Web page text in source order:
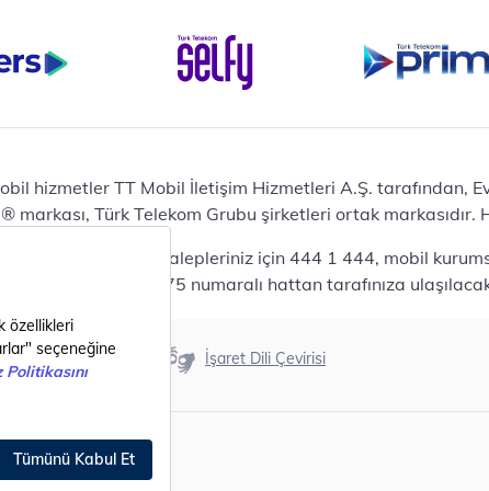
Tarife
Casper Nirvana C370
Notebook
Ev Telefonu
Panasonic TGB610
Modem ve Wi-Fi
Zyxel DX3300 Wi-Fi 6
Premium VDSL Modem
Samsung Buds2 Pro
Samsung Galaxy Watch 6
Akıllı Ekran Koruma
Akıllı Cihaz Koruma
hizmetler TT Mobil İletişim Hizmetleri A.Ş. tarafından,
markası, Türk Telekom Grubu şirketleri ortak
mobil bireysel talepleriniz için 444 1 444, mobil
için 444 0375 numaralı hattan tarafınıza
Erişilebilirlik İşaret Dili Çevirisi